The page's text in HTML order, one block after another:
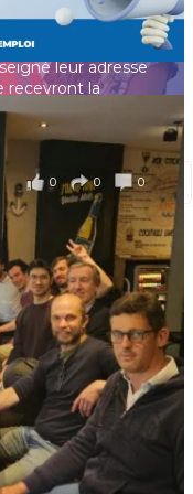
sur Instagram
et scientifiques
leur adresse
recevront la
0 0 0
moi
de passe